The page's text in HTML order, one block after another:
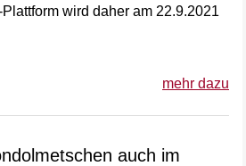
wird daher am 22.9.2021
mehr dazu
auch im